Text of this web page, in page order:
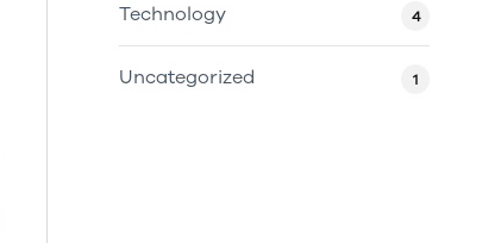
Technology 4
Uncategorized 1